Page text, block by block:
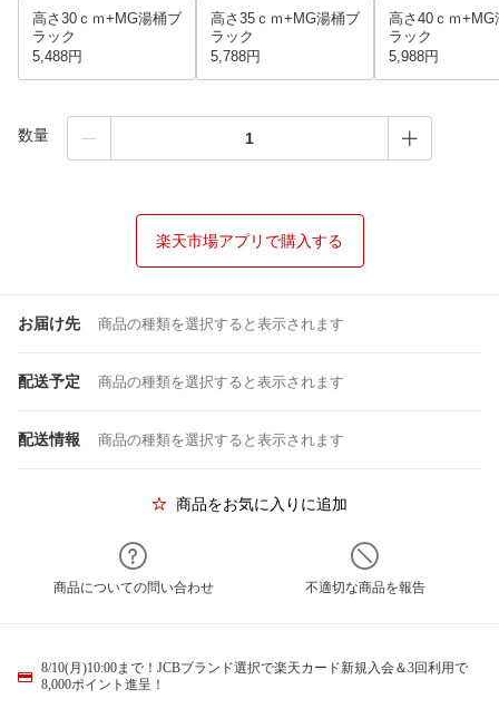
高さ30ｃｍ+MG湯桶ブ
ラック
5,488円
高さ35ｃｍ+MG湯桶ブ
ラック
5,788円
高さ40ｃｍ+MG
ラック
5,988円
数量
楽天市場アプリで購入する
お届け先 商品の種類を選択すると表示されます
配送予定 商品の種類を選択すると表示されます
配送情報 商品の種類を選択すると表示されます
商品をお気に入りに追加
商品についての問い合わせ 不適切な商品を報告
8/10(月)10:00まで！JCBブランド選択で楽天カード新規入会＆3回利用で
8,000ポイント進呈！